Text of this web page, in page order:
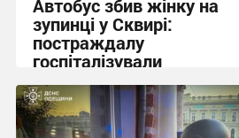
Автобус збив жінку на
зупинці у Сквирі:
постраждалу
госпіталізували
21:10 вчора